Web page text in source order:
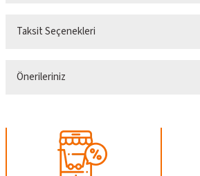
Taksit Seçenekleri
Önerileriniz
Görüş ve önerileriniz için teşekkür ederiz.
Ürün resmi kalitesiz, bozuk veya görüntülenemiyor.